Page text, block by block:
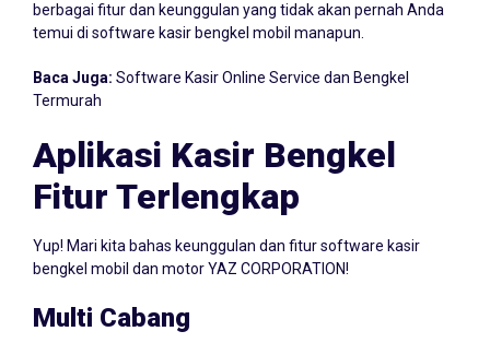
berbagai fitur dan keunggulan yang tidak akan pernah Anda
temui di software kasir bengkel mobil manapun.
Baca Juga: Software Kasir Online Service dan Bengkel
Termurah
Aplikasi Kasir Bengkel
Fitur Terlengkap
Yup! Mari kita bahas keunggulan dan fitur software kasir
bengkel mobil dan motor YAZ CORPORATION!
Multi Cabang